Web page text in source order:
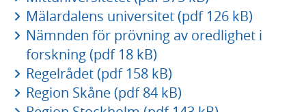
Mälardalens universitet (pdf 126 kB)
Nämnden för prövning av oredlighet i
forskning (pdf 18 kB)
Regelrådet (pdf 158 kB)
Region Skåne (pdf 84 kB)